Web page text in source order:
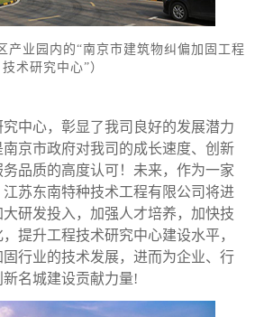
产业园内的“南京市建筑物纠偏加固工程
技术研究中心”）
中心，彰显了我司良好的发展潜力
京市政府对我司的成长速度、创新
品质的高度认可！ 未来，作为一家
苏东南特种技术工程有限公司将进
研发投入，加强人才培养，加快技
提升工程技术研究中心建设水平，
行业的技术发展，进而为企业、行
名城建设贡献力量!